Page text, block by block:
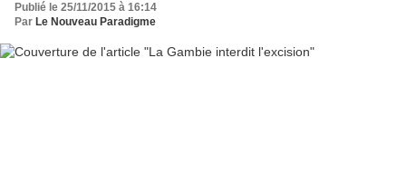
Publié le 25/11/2015 à 16:14
Par Le Nouveau Paradigme